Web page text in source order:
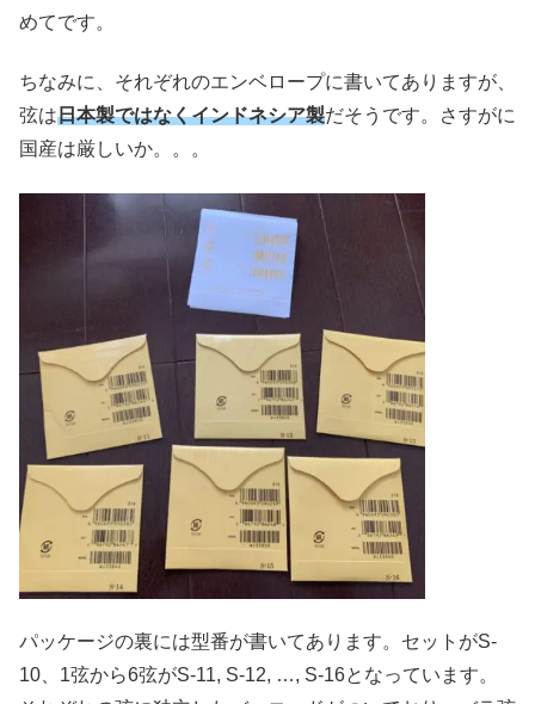
めてです。
ちなみに、それぞれのエンベロープに書いてありますが、
弦は日本製ではなくインドネシア製だそうです。さすがに
国産は厳しいか。。。
パッケージの裏には型番が書いてあります。セットがS-
10、1弦から6弦がS-11, S-12, …, S-16となっています。